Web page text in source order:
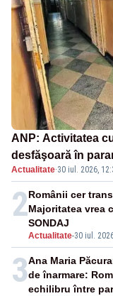
ANP: Activitatea
desfăşoară în
Actualitate·30 iul. 2026,
2
Actualitate-30 iul.
Românii cer
Majoritatea vrea
SONDAJ
3Ana Maria
de înarmare:
echilibru între